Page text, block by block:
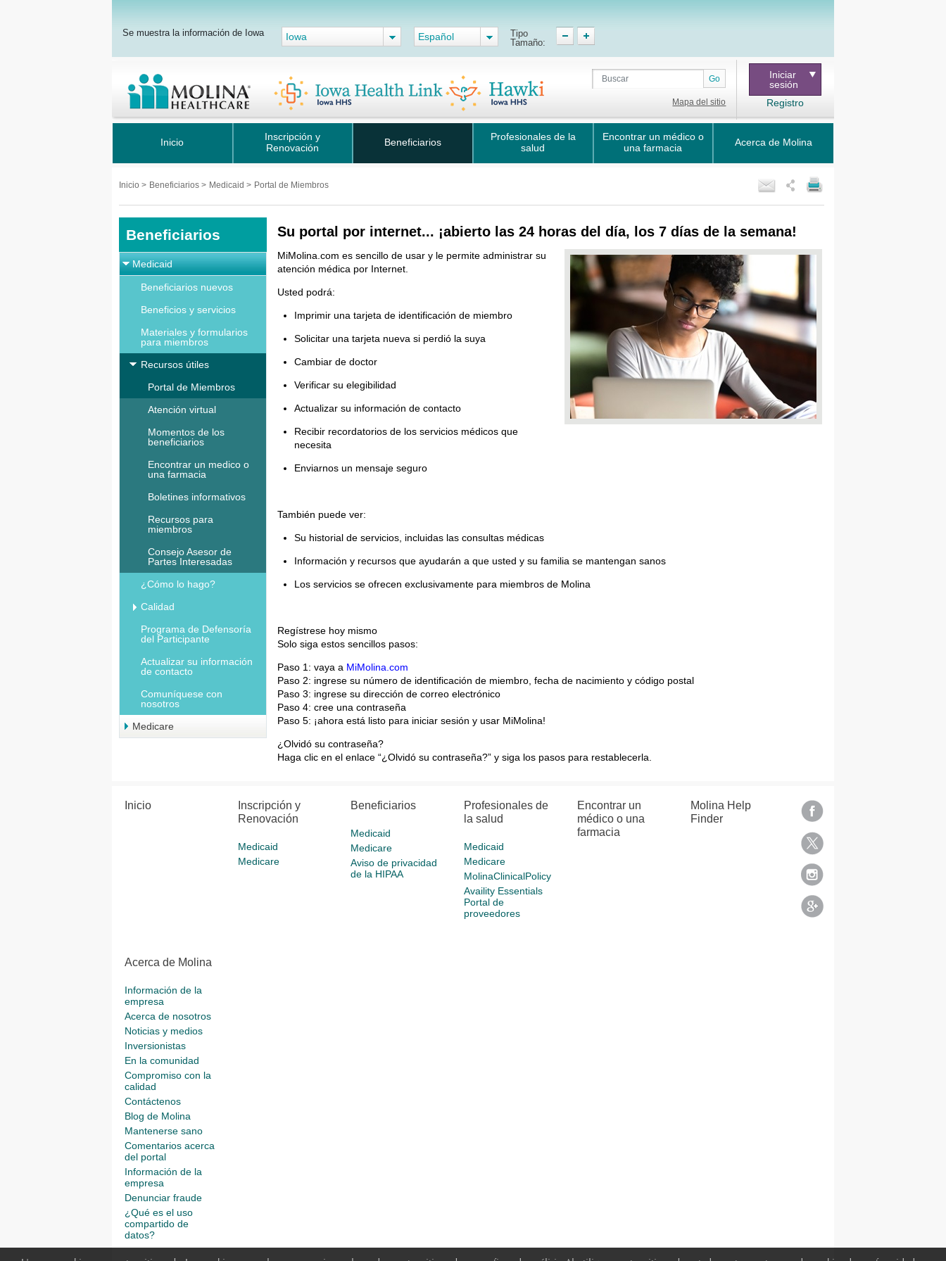
Se muestra la información de Iowa Iowa Español
Tipo
Tamaño:
Go
Mapa del sitio
Iniciar
sesión
Registro
Inicio
Inscripción y
Renovación
Beneficiarios
Profesionales de la
salud
Encontrar un médico o
una farmacia
Acerca de Molina
Inicio > Beneficiarios > Medicaid > Portal de Miembros
Beneficiarios
Medicaid
Beneficiarios nuevos
Beneficios y servicios
Materiales y formularios
para miembros
Recursos útiles
Portal de Miembros
Atención virtual
Momentos de los
beneficiarios
Encontrar un medico o
una farmacia
Boletines informativos
Recursos para
miembros
Consejo Asesor de
Partes Interesadas
¿Cómo lo hago?
Calidad
Programa de Defensoría
del Participante
Actualizar su información
de contacto
Comuníquese con
nosotros
Medicare
Su portal por internet... ¡abierto las 24 horas del día, los 7 días de la semana!
MiMolina.com es sencillo de usar y le permite administrar su
atención médica por Internet.
Usted podrá:
Imprimir una tarjeta de identificación de miembro
Solicitar una tarjeta nueva si perdió la suya
Cambiar de doctor
Verificar su elegibilidad
Actualizar su información de contacto
Recibir recordatorios de los servicios médicos que
necesita
Enviarnos un mensaje seguro
También puede ver:
Su historial de servicios, incluidas las consultas médicas
Información y recursos que ayudarán a que usted y su familia se mantengan sanos
Los servicios se ofrecen exclusivamente para miembros de Molina
Regístrese hoy mismo
Solo siga estos sencillos pasos:
Paso 1: vaya a MiMolina.com
Paso 2: ingrese su número de identificación de miembro, fecha de nacimiento y código postal
Paso 3: ingrese su dirección de correo electrónico
Paso 4:cree una contraseña
Paso 5: ¡ahora está listo para iniciar sesión y usar MiMolina!
¿Olvidó su contraseña?
Haga clic en el enlace “¿Olvidó su contraseña?” y siga los pasos para restablecerla.
Inicio
Inscripción y
Renovación
Medicaid
Medicare
Beneficiarios
Medicaid
Medicare
Aviso de privacidad
de la HIPAA
Profesionales de
la salud
Medicaid
Medicare
MolinaClinicalPolicy
Availity Essentials
Portal de
proveedores
Encontrar un
médico o una
farmacia
Molina Help
Finder
Acerca de Molina
Información de la
empresa
Acerca de nosotros
Noticias y medios
Inversionistas
En la comunidad
Compromiso con la
calidad
Contáctenos
Blog de Molina
Mantenerse sano
Comentarios acerca
del portal
Información de la
empresa
Denunciar fraude
¿Qué es el uso
compartido de
datos?